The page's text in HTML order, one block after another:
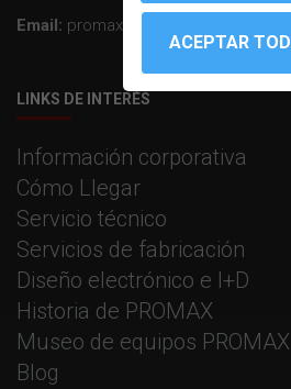
Email: promax@promax.es
LINKS DE INTERÉS
Información corporativa
Cómo Llegar
Servicio técnico
Servicios de fabricación
Diseño electrónico e I+D
Historia de PROMAX
Museo de equipos PROMAX
Blog